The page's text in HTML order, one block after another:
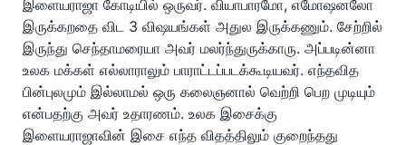
இளையராஜா கோடியில் ஒருவர். வியாபாரமோ, எமோஷனலோ
இருக்கறதை விட 3 விஷயங்கள் அதுல இருக்கணும். சேற்றில்
இருந்து செந்தாமரையா அவர் மலர்ந்துருக்காரு. அப்படின்னா
உலக மக்கள் எல்லாராலும் பாராட்டப்படக்கூடியவர். எந்தவித
பின்புலமும் இல்லாமல் ஒரு கலைஞனால் வெற்றி பெற முடியும்
என்பதற்கு அவர் உதாரணம். உலக இசைக்கு
இளையராஜாவின் இசை எந்த விதத்திலும் குறைந்தது